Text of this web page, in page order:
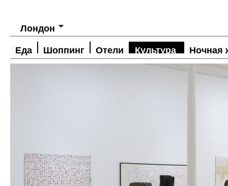
Лондон
Еда Шоппинг Отели Культура Ночная